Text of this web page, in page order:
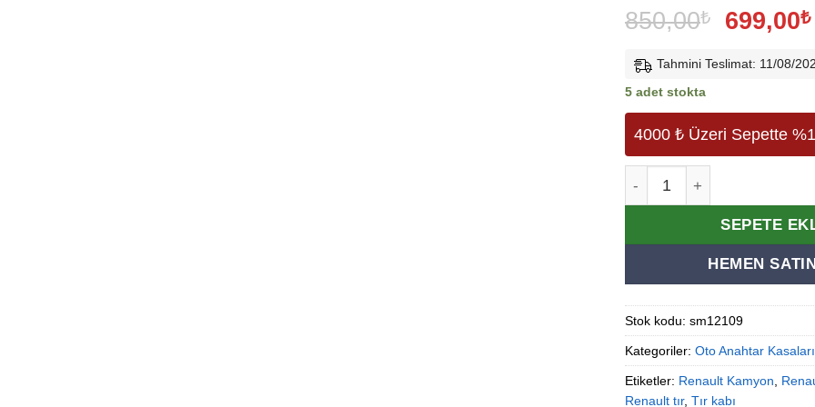
850,00₺
Orijinal
699,00₺
Tahmini Teslimat: 11/08/
5 adet stokta
4000 ₺ Üzeri Sepette
SEPETE
HEMEN
Stok kodu: sm12109
Kategoriler: Oto Anahtar Kasaları
Etiketler: Renault Kamyon
Renault tır, Tır kabı